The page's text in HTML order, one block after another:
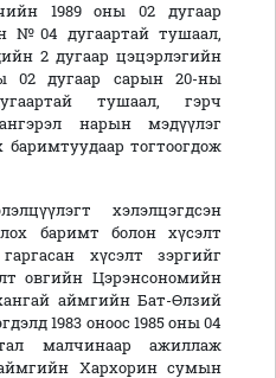
1989 оны 02 дугаар
№04 дугаартай тушаал,
2 дугаар цэцэрлэгийн
02 дугаар сарын 20-ны
тушаал, гэрч
нарын мэдүүлэг
баримтуудаар тогтоогдож
хэлэлцэгдсэн
баримт болон хүсэлт
хүсэлт зэргийг
овгийн Цэрэнсономийн
аймгийн Бат-Өлзий
1983 оноос 1985 оны 04
малчинаар ажиллаж
Хархорин сумын